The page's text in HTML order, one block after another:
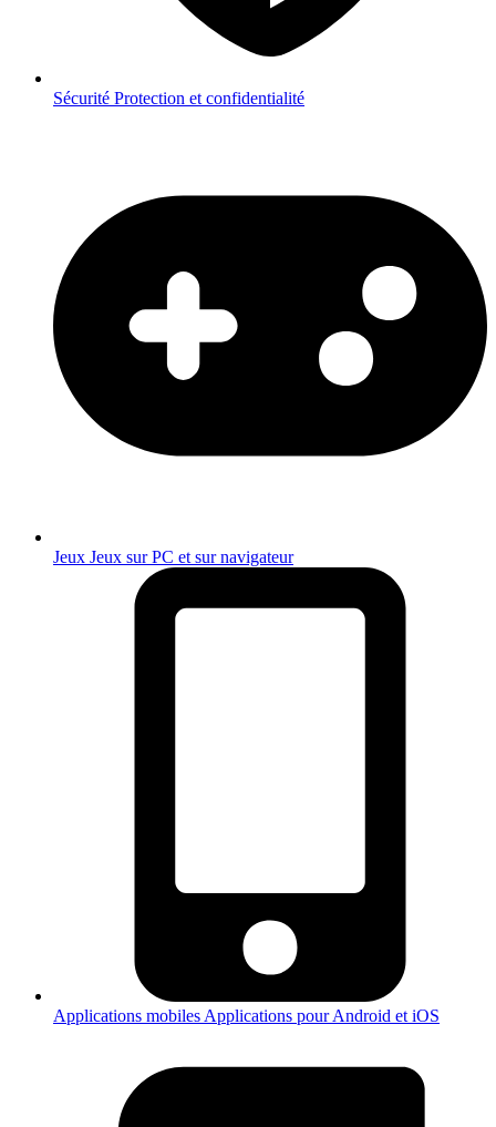
Sécurité Protection et confidentialité
Jeux Jeux sur PC et sur navigateur
Applications mobiles Applications pour Android et iOS